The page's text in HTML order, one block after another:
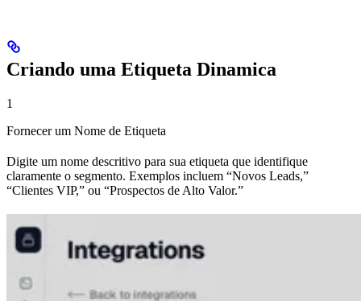
Criando uma Etiqueta Dinamica
1
Fornecer um Nome de Etiqueta
Digite um nome descritivo para sua etiqueta que identifique
claramente o segmento. Exemplos incluem “Novos Leads,”
“Clientes VIP,” ou “Prospectos de Alto Valor.”